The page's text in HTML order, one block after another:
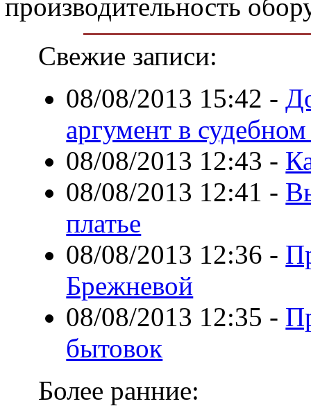
производительность
Свежие записи:
08/08/2013 15:42 -
аргумент в судебном
08/08/2013 12:43 -
08/08/2013 12:41 -
платье
08/08/2013 12:36 -
Брежневой
08/08/2013 12:35 -
бытовок
Более ранние: